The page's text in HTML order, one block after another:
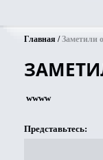
Главная Заметили
wwww
Представьтесь: